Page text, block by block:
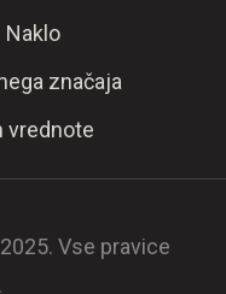
Naklo
značaja
vrednote
Vse pravice